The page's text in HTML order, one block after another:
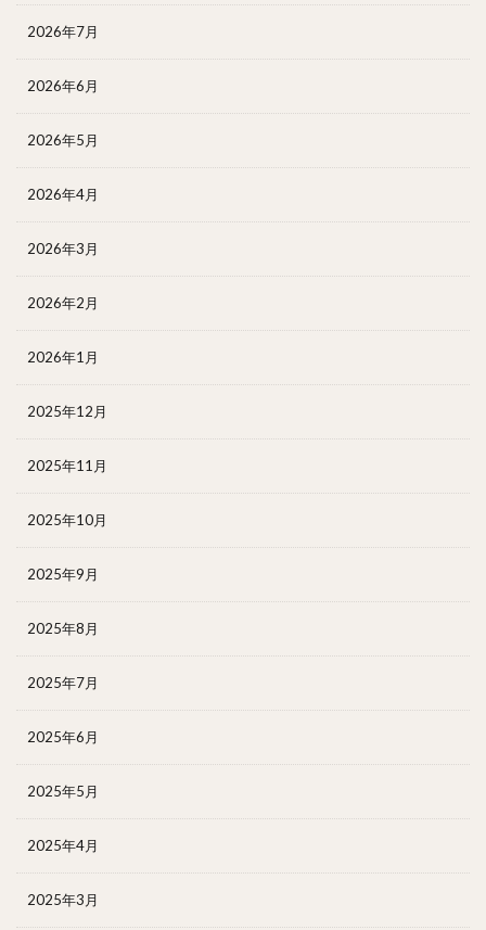
2026年7月
2026年6月
2026年5月
2026年4月
2026年3月
2026年2月
2026年1月
2025年12月
2025年11月
2025年10月
2025年9月
2025年8月
2025年7月
2025年6月
2025年5月
2025年4月
2025年3月